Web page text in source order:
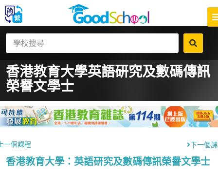
香港教育大學英語研究及數碼傳訊
榮譽文學士
一個課程 下一個
香港教育大學：英語研究及數碼傳訊榮譽文學士